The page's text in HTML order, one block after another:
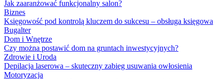
Jak zaaranżować funkcjonalny salon?
Biznes
Księgowość pod kontrolą kluczem do sukcesu – obsługa księgowa
Bugalter
Dom i Wnętrze
Czy można postawić dom na gruntach inwestycyjnych?
Zdrowie i Uroda
Depilacja laserowa – skuteczny zabieg usuwania owłosienia
Motoryzacja